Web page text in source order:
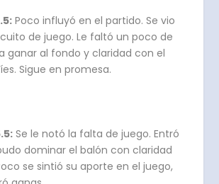
Poco influyó en el partido. Se vio
de juego. Le faltó un poco de
ganar al fondo y claridad con el
Sigue en promesa.
Se le notó la falta de juego. Entró
dominar el balón con claridad
se sintió su aporte en el juego,